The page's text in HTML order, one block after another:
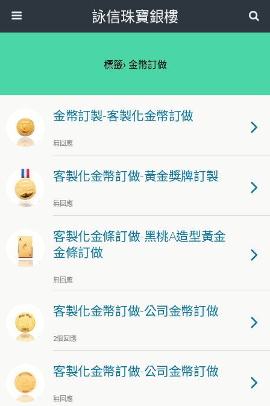
詠信珠寶銀樓
標籤› 金幣訂做
金幣訂製-客製化金幣訂做
無回應
客製化金幣訂做-黃金獎牌訂製
無回應
客製化金條訂做-黑桃A造型黃金
金條訂做
無回應
客製化金幣訂做-公司金幣訂做
2個回應
客製化金幣訂做-公司金幣訂做
無回應